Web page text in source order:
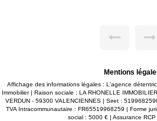
Libre le 31/10 - Loyer 880€ + 10€
Mentions
Affichage des informations légales : L'agence
Immobilier | Raison sociale : LA RHONELLE
VERDUN - 59300 VALENCIENNES | Siret :
TVA Intracommunautaire : FR65519968259 | Forme
social : 5000 € | Assurance